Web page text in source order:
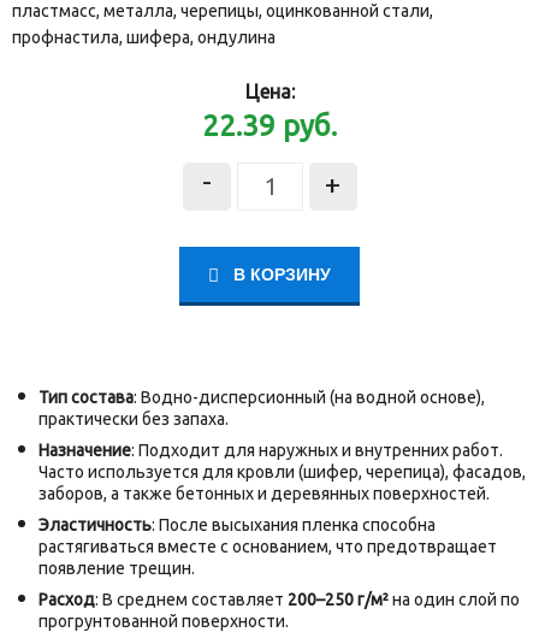
пластмасс, металла, черепицы, оцинкованной стали,
профнастила, шифера, ондулина
Цена:
22.39 руб.
- +
В КОРЗИНУ
Тип состава: Водно-дисперсионный (на водной основе),
практически без запаха.
Назначение: Подходит для наружных и внутренних работ.
Часто используется для кровли (шифер, черепица), фасадов,
заборов, а также бетонных и деревянных поверхностей.
Эластичность: После высыхания пленка способна
растягиваться вместе с основанием, что предотвращает
появление трещин.
Расход: В среднем составляет 200–250 г/м²на один слой по
прогрунтованной поверхности.